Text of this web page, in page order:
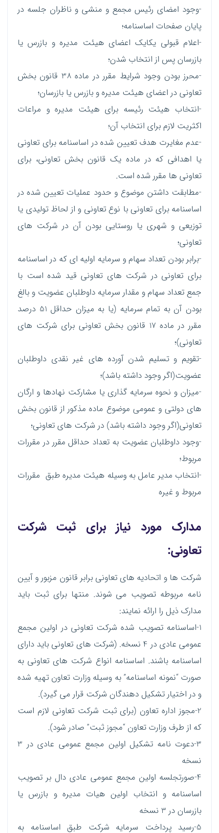
-وجود امضای رئیس مجمع و منشی و ناظران جلسه در
پایان صفحات اساسنامه؛
-اعلام قبولی یکایک اعضای هیئت مدیره و بازرس یا
بازرسان پس از انتخاب شدن؛
-محرز بودن وجود شرایط مقرر در ماده 38 قانون بخش
تعاونی در اعضای هیئت مدیره و بازرس یا بازرسان؛
-انتخاب هیئت رئیسه برای هیئت مدیره و مراعات
اکثریت لازم برای انتخاب آن؛
-عدم مغایرت هدف تعیین شده در اساسنامه برای تعاونی
یا اهدافی که در ماده یک قانون بخش تعاونی، برای
تعاونی ها مقرر شده است.
-مطابقت داشتن موضوع و حدود عملیات تعیین شده در
اساسنامه برای تعاونی با نوع تعاونی و از لحاظ تولیدی یا
توزیعی و شهری یا روستایی بودن آن در شرکت های
تعاونی؛
-برابر بودن تعداد سهام و سرمایه اولیه ای که در اساسنامه
برای تعاونی در شرکت های تعاونی قید شده است با
جمع تعداد سهام و مقدار سرمایه داوطلبان عضویت و بالغ
بودن آن به تمام سرمایه (یا به میزان حداقل 51 درصد
مقرر در ماده 17 قانون بخش تعاونی برای شرکت های
تعاونی)؛
-تقویم و تسلیم شدن آورده های غیر نقدی داوطلبان
عضویت(اگر وجود داشته باشد)؛
-میزان و نحوه سرمایه گذاری یا مشارکت نهادها و ارگان
های دولتی و عمومی موضوع ماده مذکور از قانون بخش
تعاونی(اگر وجود داشته باشد) در شرکت های تعاونی؛
-وجود داوطلبان عضویت به تعداد حداقل مقرر در مقررات
مربوط؛
-انتخاب مدیر عامل به وسیله هیئت مدیره طبق مقررات
مربوط و غیره
مدارک مورد نیاز برای ثبت شرکت
تعاونی:
شرکت ها و اتحادیه های تعاونی برابر قانون مزبور و آیین
نامه مربوطه تصویب می شوند. منتها برای ثبت باید
مدارک ذیل را ارائه نمایند:
1-اساسنامه تصویب شده شرکت تعاونی در اولین مجمع
عمومی عادی در 4 نسخه. (شرکت های تعاونی باید دارای
اساسنامه باشند. اساسنامه انواع شرکت های تعاونی به
صورت “نمونه اساسنامه” به وسیله وزارت تعاون تهیه شده
و در اختیار تشکیل دهندگان شرکت قرار می گیرد).
2-مجوز اداره تعاون (برای ثبت شرکت تعاونی لازم است
که از طرف وزارت تعاون “مجوز ثبت” صادر شود).
3-دعوت نامه تشکیل اولین مجمع عمومی عادی در 3
نسخه
4-صورتجلسه اولین مجمع عمومی عادی دال بر تصویب
اساسنامه و انتخاب اولین هیات مدیره و بازرس یا
بازرسان در 3 نسخه
5-رسید پرداخت سرمایه شرکت طبق اساسنامه به